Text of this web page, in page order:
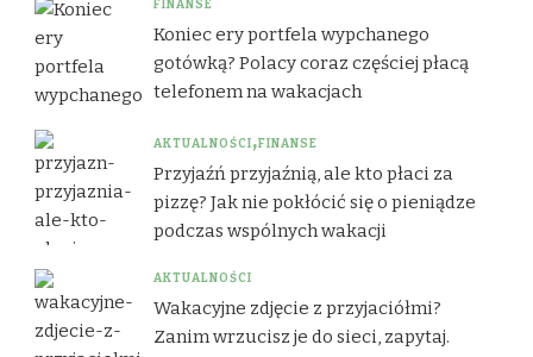
FINANSE
Koniec ery portfela wypchanego
gotówką? Polacy coraz częściej płacą
telefonem na wakacjach
AKTUALNOŚCI FINANSE
Przyjaźń przyjaźnią, ale kto płaci za
pizzę? Jak nie pokłócić się o pieniądze
podczas wspólnych wakacji
AKTUALNOŚCI
Wakacyjne zdjęcie z przyjaciółmi?
Zanim wrzucisz je do sieci, zapytaj.